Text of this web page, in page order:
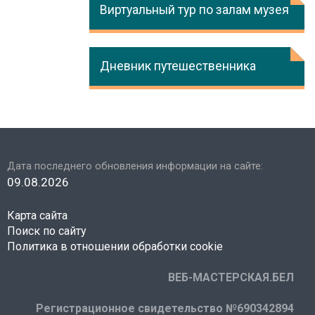
Виртуальный тур по залам музея
Дневник путешественника
Дата последнего обновления информации на сайте:
09.08.2026
Карта сайта
Поиск по сайту
Политика в отношении обработки cookie
ВЕБ-МАСТЕРСКАЯ.БЕЛ
Регистрационное свидетельство №690342894